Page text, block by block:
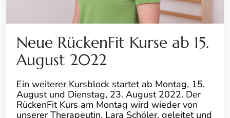
Neue RückenFit Kurse ab 15.
August 2022
Ein weiterer Kursblock startet ab Montag, 15.
August und Dienstag, 23. August 2022. Der
RückenFit Kurs am Montag wird wieder von
unserer Therapeutin, Lara Schöler, geleitet und